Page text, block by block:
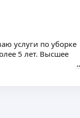
услуги пo убоpкe
5 лет. Высшee